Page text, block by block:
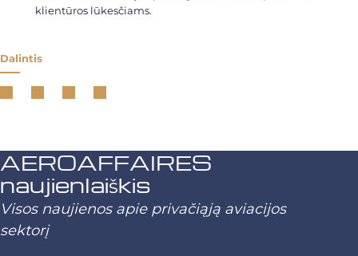
klientūros lūkesčiams.
Dalintis
AEROAFFAIRES
naujienlaiškis
Visos naujienos apie privačiąją aviacijos
sektorį